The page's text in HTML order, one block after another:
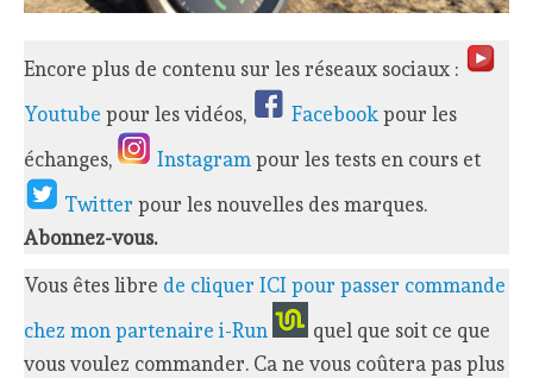
Encore plus de contenu sur les réseaux sociaux :
Youtube pour les vidéos, Facebookpour les
échanges,
Instagrampour les tests en cours et
Twitterpour les nouvelles des marques.
Abonnez-vous.
Vous êtes libre de cliquer ICI pour passer commande
chez mon partenaire i-Run
quel que soit ce que
vous voulez commander. Ca ne vous coûtera pas plus